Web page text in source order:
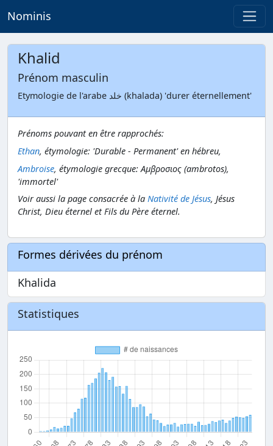
Nominis
Khalid
Prénom masculin
Etymologie de l'arabe خلد (khalada) 'durer éternellement'
Prénoms pouvant en être rapprochés:
Ethan, étymologie: 'Durable - Permanent' en hébreu,
Ambroise, étymologie grecque: Αμβροσιος (ambrotos),
'immortel'
Voir aussi la page consacrée à la Nativité de Jésus, Jésus
Christ, Dieu éternel et Fils du Père éternel.
Formes dérivées du prénom
Khalida
Statistiques